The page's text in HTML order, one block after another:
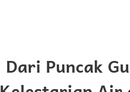
Dari Puncak